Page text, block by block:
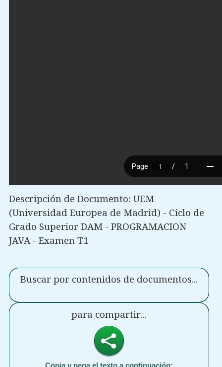
Descripción de Documento: UEM
(Universidad Europea de Madrid) - Ciclo de
Grado Superior DAM - PROGRAMACION
JAVA - Examen T1
Buscar por contenidos de documentos...
para compartir...